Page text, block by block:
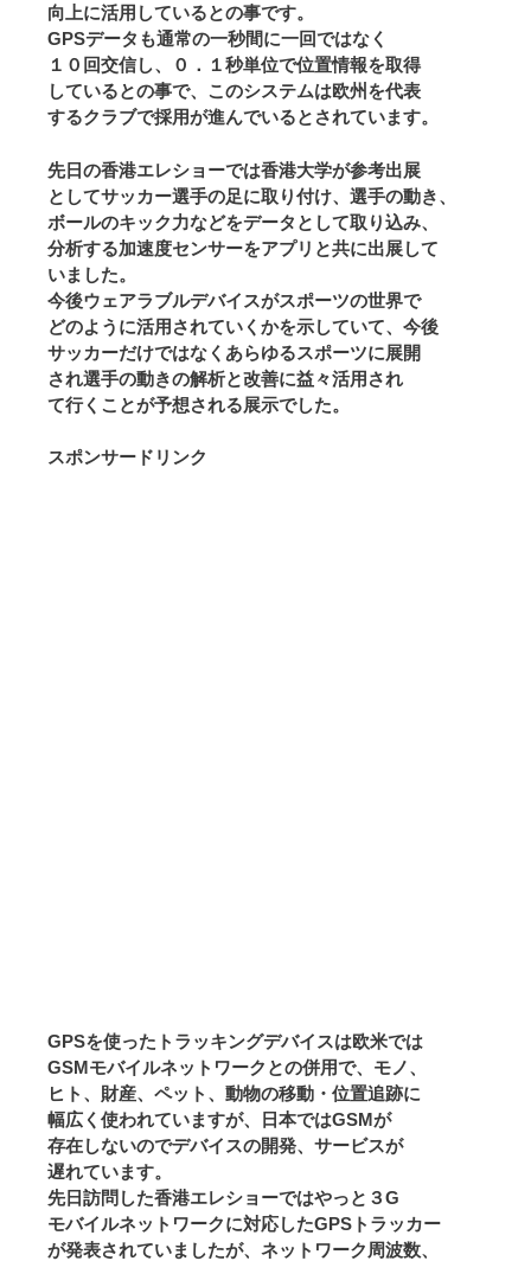
向上に活用しているとの事です。
GPSデータも通常の一秒間に一回ではなく
１０回交信し、０．１秒単位で位置情報を取得
しているとの事で、このシステムは欧州を代表
するクラブで採用が進んでいるとされています。
先日の香港エレショーでは香港大学が参考出展
としてサッカー選手の足に取り付け、選手の動き、
ボールのキック力などをデータとして取り込み、
分析する加速度センサーをアプリと共に出展して
いました。
今後ウェアラブルデバイスがスポーツの世界で
どのように活用されていくかを示していて、今後
サッカーだけではなくあらゆるスポーツに展開
され選手の動きの解析と改善に益々活用され
て行くことが予想される展示でした。
スポンサードリンク
GPSを使ったトラッキングデバイスは欧米では
GSMモバイルネットワークとの併用で、モノ、
ヒト、財産、ペット、動物の移動・位置追跡に
幅広く使われていますが、日本ではGSMが
存在しないのでデバイスの開発、サービスが
遅れています。
先日訪問した香港エレショーではやっと３G
モバイルネットワークに対応したGPSトラッカー
が発表されていましたが、ネットワーク周波数、